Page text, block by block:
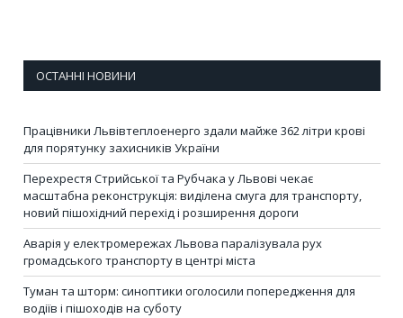
ОСТАННІ НОВИНИ
Працівники Львівтеплоенерго здали майже 362 літри крові
для порятунку захисників України
Перехрестя Стрийської та Рубчака у Львові чекає
масштабна реконструкція: виділена смуга для транспорту,
новий пішохідний перехід і розширення дороги
Аварія у електромережах Львова паралізувала рух
громадського транспорту в центрі міста
Туман та шторм: синоптики оголосили попередження для
водіїв і пішоходів на суботу